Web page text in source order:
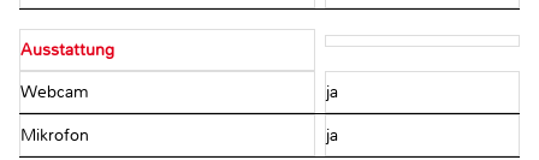
Ausstattung
Webcam ja
Mikrofon ja